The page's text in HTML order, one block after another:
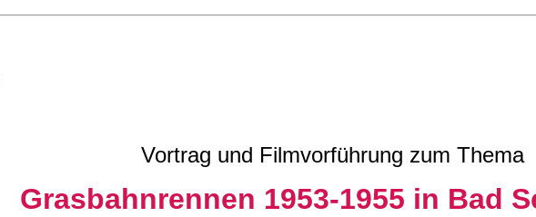
Vortrag und Filmvorführung zum Thema
Grasbahnrennen 1953-1955 in Bad